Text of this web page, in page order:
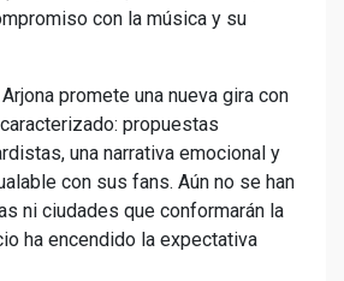
con la música y su
promete una nueva gira con
propuestas
una narrativa emocional y
con sus fans. Aún no se han
ni ciudades que conformarán la
ha encendido la expectativa